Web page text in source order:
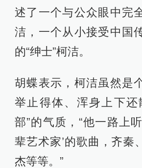
述了一个与公众眼中完
洁，一个从小接受中国
的“绅士”柯洁。
胡蝶表示，柯洁虽然是
举止得体、浑身上下还
部”的气质，“他一路上
辈艺术家’的歌曲，齐秦
杰等等。”